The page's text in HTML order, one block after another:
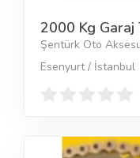
2000 Kg Garaj
Şentürk Oto
Esenyurt / İstanbul